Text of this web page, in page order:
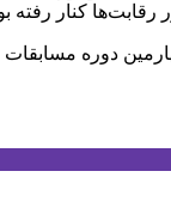
شنبه ۱۹ آبان‌ماه در سالن